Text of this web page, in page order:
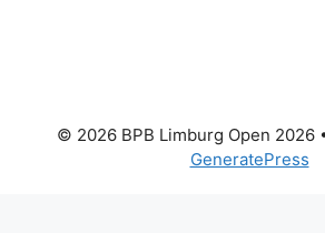
© 2026 BPB Limburg Open 2026
GeneratePress